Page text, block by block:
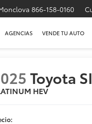
866-158-0160
AGENCIAS VENDE TU AUTO
Toyota
HEV